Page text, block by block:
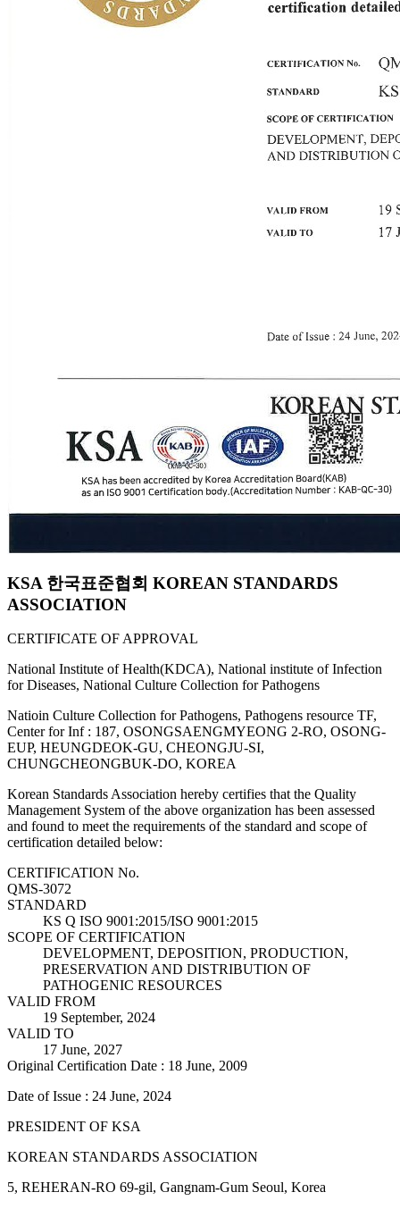
KSA 한국표준협회 KOREAN STANDARDS
ASSOCIATION
CERTIFICATE OF APPROVAL
National Institute of Health(KDCA), National institute of Infection
for Diseases, National Culture Collection for Pathogens
Natioin Culture Collection for Pathogens, Pathogens resource TF,
Center for Inf : 187, OSONGSAENGMYEONG 2-RO, OSONG-
EUP, HEUNGDEOK-GU, CHEONGJU-SI,
CHUNGCHEONGBUK-DO, KOREA
Korean Standards Association hereby certifies that the Quality
Management System of the above organization has been assessed
and found to meet the requirements of the standard and scope of
certification detailed below:
CERTIFICATION No.
QMS-3072
STANDARD
KS Q ISO 9001:2015/ISO 9001:2015
SCOPE OF CERTIFICATION
DEVELOPMENT, DEPOSITION, PRODUCTION,
PRESERVATION AND DISTRIBUTION OF
PATHOGENIC RESOURCES
VALID FROM
19 September, 2024
VALID TO
17 June, 2027
Original Certification Date : 18 June, 2009
Date of Issue : 24 June, 2024
PRESIDENT OF KSA
KOREAN STANDARDS ASSOCIATION
5, REHERAN-RO 69-gil, Gangnam-Gum Seoul, Korea